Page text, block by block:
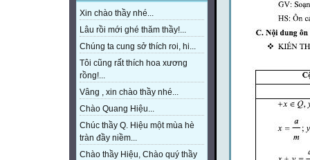
Xin chào thầy nhé...
Lâu rồi mới ghé thăm thầy!...
Chúng ta cung sở thích roi, hi...
Tôi cũng rất thích hoa xương
rồng!...
Vâng , xin chào thầy nhé...
Chào Quang Hiệu...
Chúc thầy Q. Hiệu một mùa hè
tràn đầy niềm...
Chào thầy Hiệu, Chào quý thầy